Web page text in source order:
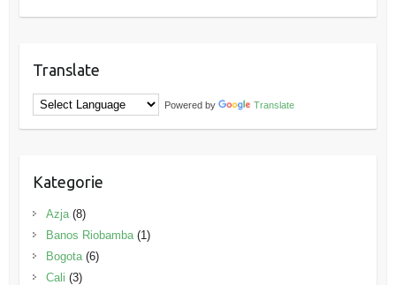
Translate
Powered by Translate
Kategorie
Azja(8)
Banos Riobamba(1)
Bogota(6)
Cali (3)